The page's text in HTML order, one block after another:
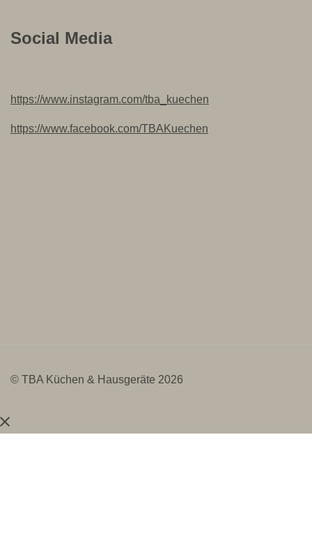
Social Media
https://www.instagram.com/tba_kuechen
https://www.facebook.com/TBAKuechen
© TBA Küchen & Hausgeräte 2026